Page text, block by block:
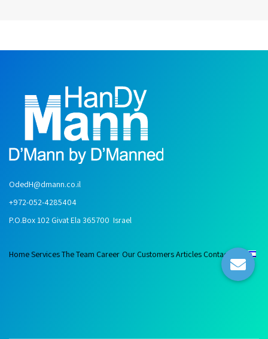
OdedH@dmann.co.il
+972-052-4285404
P.O.Box 102 Givat Ela 365700 Israel
HomeServicesThe Team Career Our CustomersArticles Contact Us